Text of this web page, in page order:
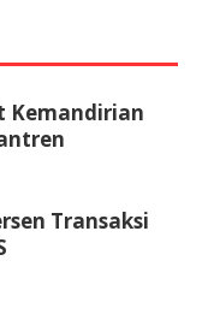
Kemandirian
Transaksi